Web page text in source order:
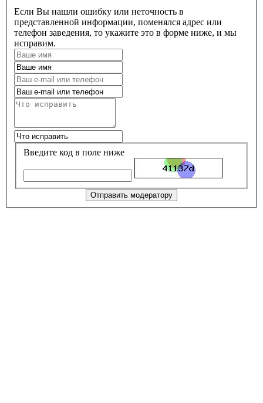
Если Вы нашли ошибку или неточность в
представленной информации, поменялся адрес или
телефон заведения, то укажите это в форме ниже, и мы
исправим.
Введите код в поле ниже
Отправить модератору